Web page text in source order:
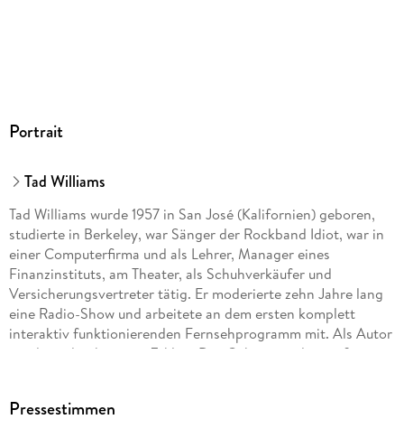
Portrait
Tad Williams
Tad Williams wurde 1957 in San José (Kalifornien) geboren,
studierte in Berkeley, war Sänger der Rockband Idiot, war in
einer Computerfirma und als Lehrer, Manager eines
Finanzinstituts, am Theater, als Schuhverkäufer und
Versicherungsvertreter tätig. Er moderierte zehn Jahre lang
eine Radio-Show und arbeitete an dem ersten komplett
interaktiv funktionierenden Fernsehprogramm mit. Als Autor
wurde er durch seinen Zyklus »Das Geheimnis der großen
veröffentlicht; allein von der deutschsprachigen Ausgabe
Pressestimmen